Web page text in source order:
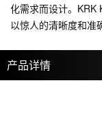
化需求而设计。KRK
以惊人的清晰度和准
产品详情